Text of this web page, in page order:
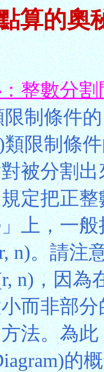
算的奧
整數分割
制條件
限制條
被分割
定把正
上，一
n)。請注
n)，因為
而非部
法。為
的